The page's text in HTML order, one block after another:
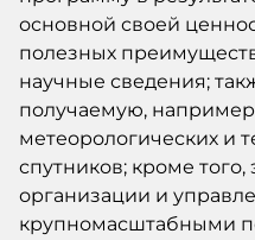
основной своей
полезных
научные сведения;
получаемую,
метеорологических и
спутников; кроме
организации и
крупномасштабными